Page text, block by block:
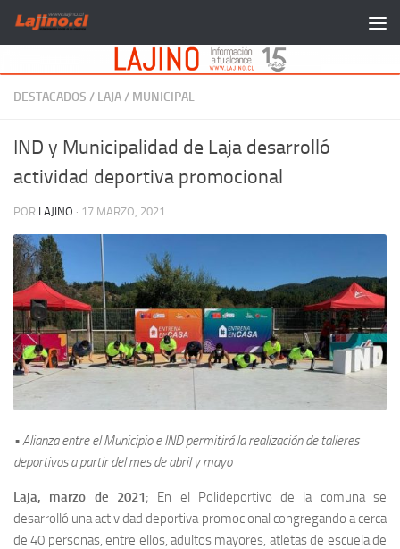
Saltar al contenido
DESTACADOS / LAJA/ MUNICIPAL
IND y Municipalidad de Laja desarrolló
actividad deportiva promocional
POR LAJINO · 17 MARZO, 2021
• Alianza entre el Municipio e IND permitirá la realización de talleres
deportivos a partir del mes de abril y mayo
Laja, marzo de 2021; En el Polideportivo de la comuna se
desarrolló una actividad deportiva promocional congregando a cerca
de 40 personas, entre ellos, adultos mayores, atletas de escuela de